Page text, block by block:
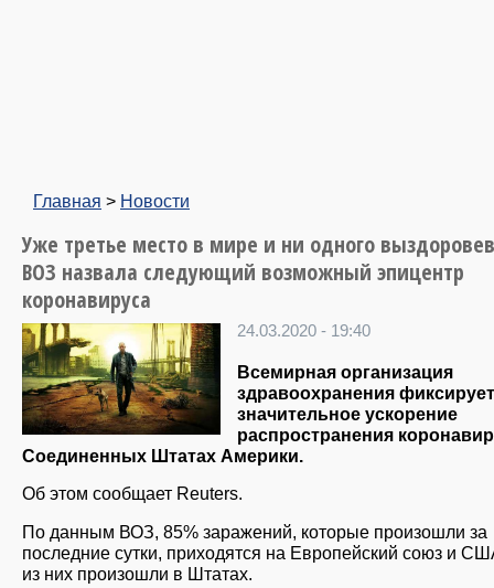
Главная > Новости
Уже третье место в мире и ни одного
ВОЗ назвала следующий возможный эпицентр
коронавируса
24.03.2020 - 19:40
Всемирная организация
здравоохранения фиксирует
значительное ускорение
распространения
Соединенных Штатах Америки.
Об этом сообщает Reuters.
По данным ВОЗ, 85% заражений, которые произошли за
последние сутки, приходятся на Европейский союз и
из них произошли в Штатах.